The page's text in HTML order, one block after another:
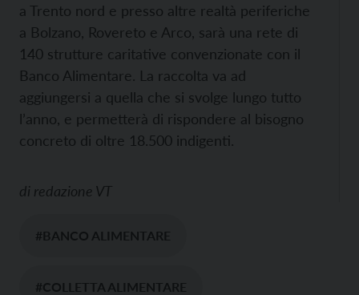
a Trento nord e presso altre realtà periferiche
a Bolzano, Rovereto e Arco, sarà una rete di
140 strutture caritative convenzionate con il
Banco Alimentare. La raccolta va ad
aggiungersi a quella che si svolge lungo tutto
l’anno, e permetterà di rispondere al bisogno
concreto di oltre 18.500 indigenti.
di redazione VT
#BANCO ALIMENTARE
#COLLETTA ALIMENTARE